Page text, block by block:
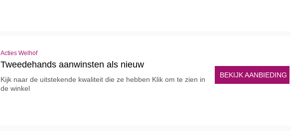
Acties Welhof
Tweedehands aanwinsten als nieuw
Kijk naar de uitstekende kwaliteit die ze hebben Klik om te zien in
de winkel
BEKIJK AANBIEDING